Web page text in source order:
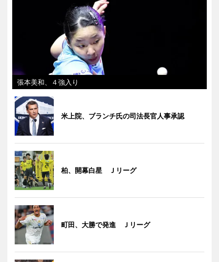
張本美和、４強入り
米上院、ブランチ氏の司法長官人事承認
柏、開幕白星 Ｊリーグ
町田、大勝で発進 Ｊリーグ